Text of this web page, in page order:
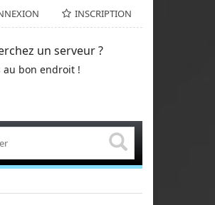
INSCRIPTION
un serveur ?
au bon endroit !